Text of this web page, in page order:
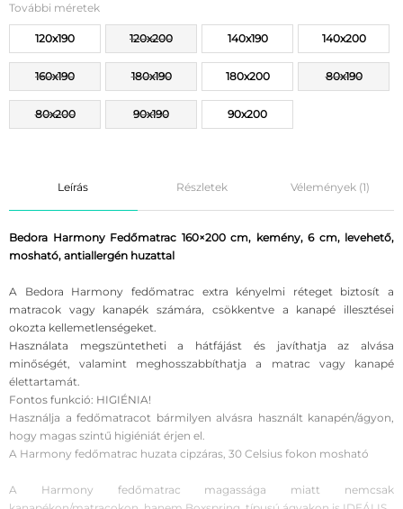
További méretek
120x190 120x200 140x190 140x200
160x190 180x190 180x200 80x190
80x200 90x190 90x200
Leírás Részletek Vélemények (1)
Bedora Harmony Fedőmatrac 160×200 cm, kemény, 6 cm, levehető,
mosható, antiallergén huzattal
A Bedora Harmony fedőmatrac extra kényelmi réteget biztosít a
matracok vagy kanapék számára, csökkentve a kanapé illesztései
okozta kellemetlenségeket.
Használata megszüntetheti a hátfájást és javíthatja az alvása
minőségét, valamint meghosszabbíthatja a matrac vagy kanapé
élettartamát.
Fontos funkció: HIGIÉNIA!
Használja a fedőmatracot bármilyen alvásra használt kanapén/ágyon,
hogy magas szintű higiéniát érjen el.
A Harmony fedőmatrac huzata cipzáras, 30 Celsius fokon mosható
A Harmony fedőmatrac magassága miatt nemcsak